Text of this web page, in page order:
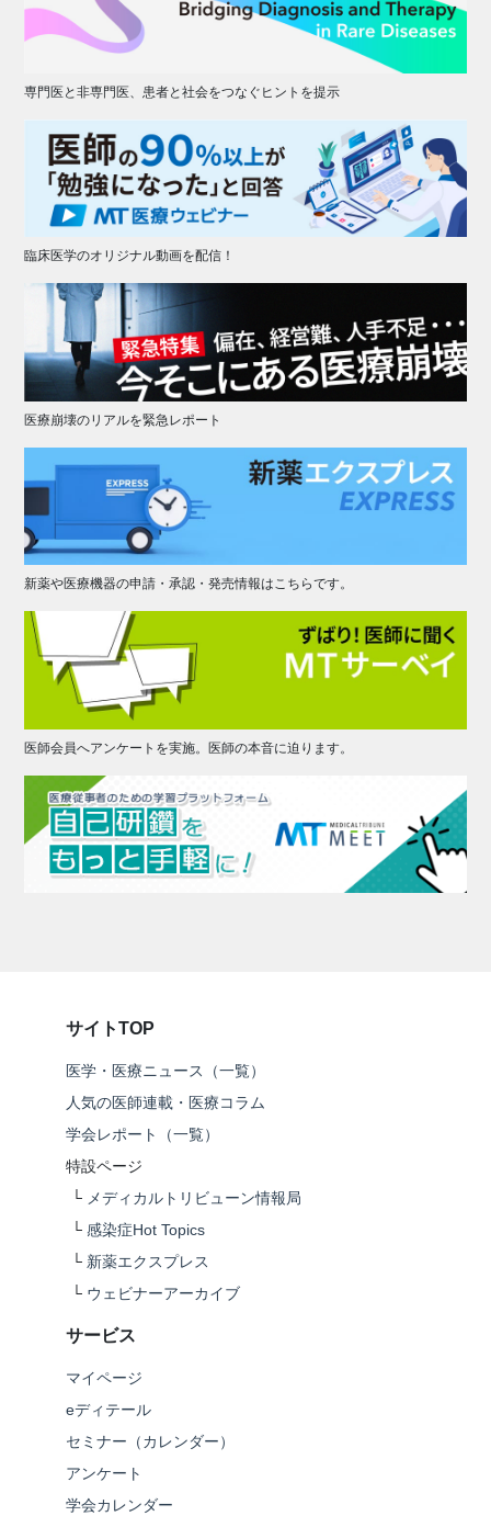
専門医と非専門医、患者と社会をつなぐヒントを提示
臨床医学のオリジナル動画を配信！
医療崩壊のリアルを緊急レポート
新薬や医療機器の申請・承認・発売情報はこちらです。
医師会員へアンケートを実施。医師の本音に迫ります。
サイトTOP
医学・医療ニュース（一覧）
人気の医師連載・医療コラム
学会レポート（一覧）
特設ページ
└ メディカルトリビューン情報局
└ 感染症Hot Topics
└ 新薬エクスプレス
└ ウェビナーアーカイブ
サービス
マイページ
eディテール
セミナー（カレンダー）
アンケート
学会カレンダー